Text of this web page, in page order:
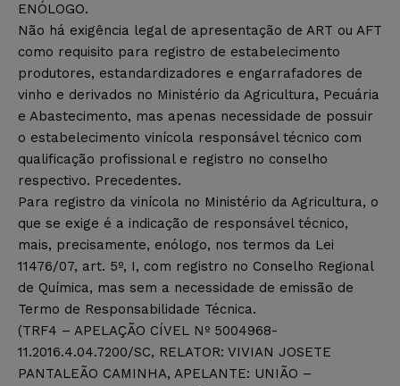
ENÓLOGO.
Não há exigência legal de apresentação de ART ou AFT
como requisito para registro de estabelecimento
produtores, estandardizadores e engarrafadores de
vinho e derivados no Ministério da Agricultura, Pecuária
e Abastecimento, mas apenas necessidade de possuir
o estabelecimento vinícola responsável técnico com
qualificação profissional e registro no conselho
respectivo. Precedentes.
Para registro da vinícola no Ministério da Agricultura, o
que se exige é a indicação de responsável técnico,
mais, precisamente, enólogo, nos termos da Lei
11476/07, art. 5º, I, com registro no Conselho Regional
de Química, mas sem a necessidade de emissão de
Termo de Responsabilidade Técnica.
(TRF4 – APELAÇÃO CÍVEL Nº 5004968-
11.2016.4.04.7200/SC, RELATOR: VIVIAN JOSETE
PANTALEÃO CAMINHA, APELANTE: UNIÃO –